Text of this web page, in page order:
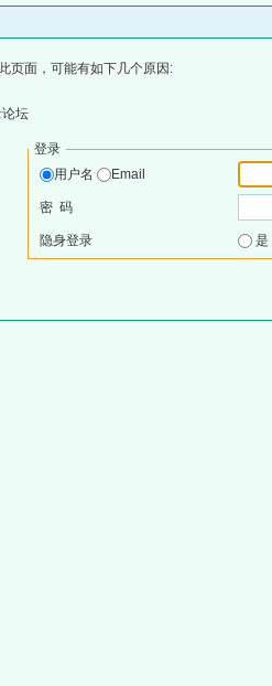
页面，可能有如下几个原因:
坛
登录
用户名
Email
密 码
隐身登录